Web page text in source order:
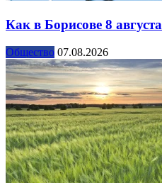
Как в Борисове 8
Общество 07.08.2026